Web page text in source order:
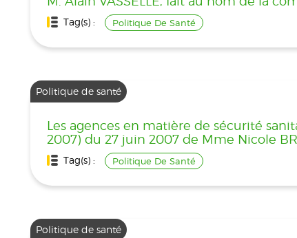
Tag(s) : Politique De Santé
Politique de santé
Les agences en matière de sécurité
2007) du 27 juin 2007 de Mme Nicole
Tag(s) : Politique De Santé
Politique de santé